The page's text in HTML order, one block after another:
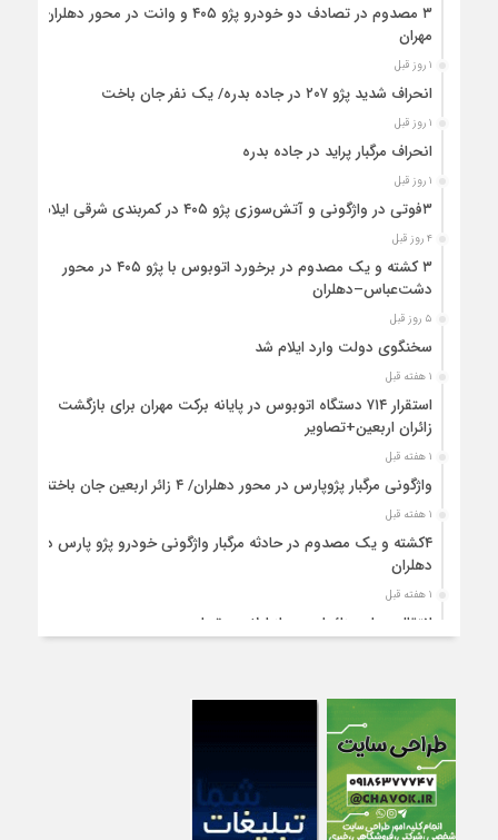
۳ مصدوم در تصادف دو خودرو پژو ۴۰۵ و وانت در محور دهلران-
مهران
۱ روز قبل
انحراف شدید پژو ۲۰۷ در جاده بدره/ یک نفر جان باخت
۱ روز قبل
انحراف مرگبار پراید در جاده بدره
۱ روز قبل
۳فوتی در واژگونی و آتش‌سوزی پژو ۴۰۵ در کمربندی شرقی ایلام
۴ روز قبل
۳ کشته و یک مصدوم در برخورد اتوبوس با پژو ۴۰۵ در محور
دشت‌عباس–دهلران
۵ روز قبل
سخنگوی دولت وارد ایلام شد
۱ هفته قبل
استقرار ۷۱۴ دستگاه اتوبوس در پایانه برکت مهران برای بازگشت
زائران اربعین+تصاویر
۱ هفته قبل
واژگونی مرگبار پژوپارس در محور دهلران/ ۴ زائر اربعین جان باختند
۱ هفته قبل
۴کشته و یک مصدوم در حادثه مرگبار واژگونی خودرو پژو پارس در
دهلران
۱ هفته قبل
انتقال هوایی زائر اربعین از ایلام به تهران
۱ هفته قبل
تصادف مرگبار پراید و تیبا در محور آبدانان/سه نفر جان باختند
۱ هفته قبل
انتقال ۱۵ زائر حادثه‌دیده از عراق به مرز مهران/آماده‌باش کامل
هلال‌احمر ایلام+عکس